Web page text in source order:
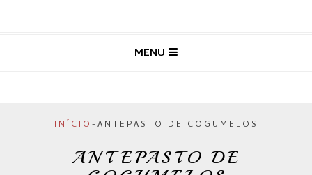
MENU
INÍCIO -ANTEPASTO DE COGUMELOS
ANTEPASTO DE